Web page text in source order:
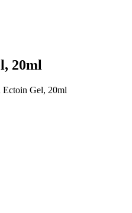
20ml
Gel, 20ml